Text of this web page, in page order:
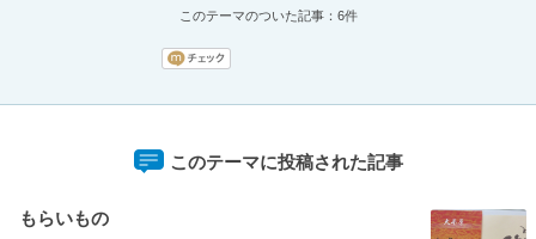
このテーマのついた記事：6件
このテーマに投稿された記事
もらいもの